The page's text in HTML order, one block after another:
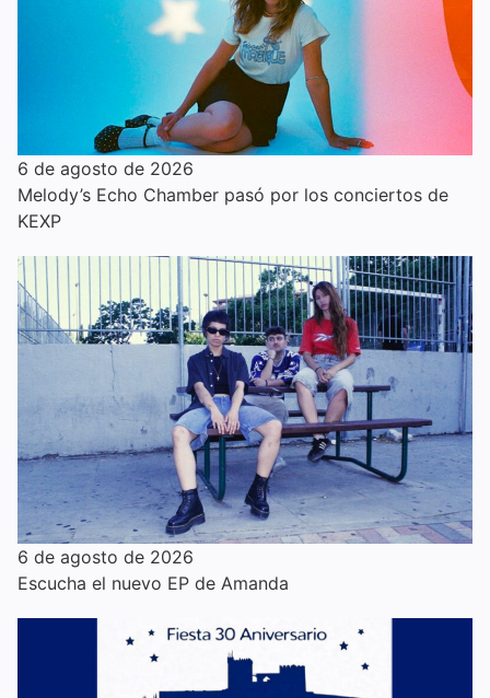
6 de agosto de 2026
Melody’s Echo Chamber pasó por los conciertos de
KEXP
6 de agosto de 2026
Escucha el nuevo EP de Amanda